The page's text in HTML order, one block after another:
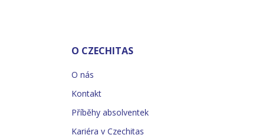
O CZECHITAS
O nás
Kontakt
Příběhy absolventek
Kariéra v Czechitas